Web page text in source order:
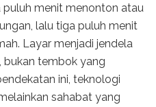
puluh menit menonton atau
lalu tiga puluh menit
Layar menjadi jendela
bukan tembok yang
ini, teknologi
sahabat yang